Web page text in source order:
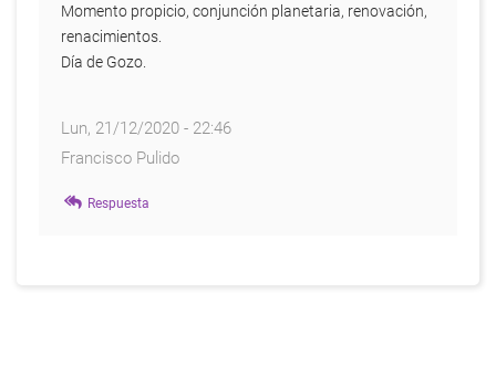
Momento propicio, conjunción planetaria, renovación,
renacimientos.
Día de Gozo.
Lun, 21/12/2020 - 22:46
Francisco Pulido
Respuesta